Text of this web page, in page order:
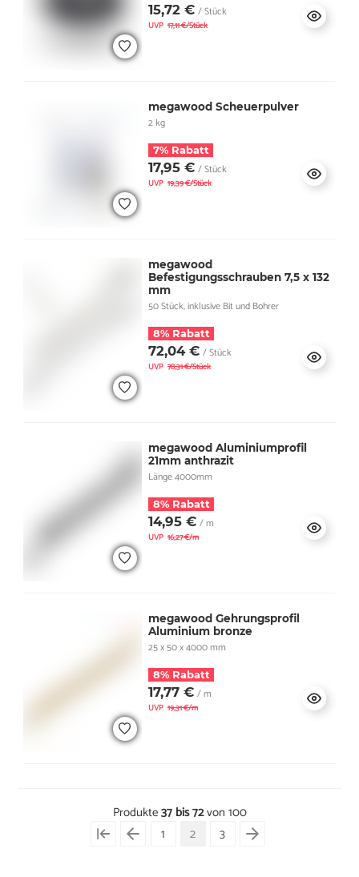
15,72 € / Stück
UVP 17,11 €/Stück
megawood Scheuerpulver
2 kg
7% Rabatt
17,95 € / Stück
UVP 19,39 €/Stück
megawood
Befestigungsschrauben 7,5 x 132
mm
50 Stück, inklusive Bit und Bohrer
8% Rabatt
72,04 € / Stück
UVP 78,31 €/Stück
megawood Aluminiumprofil
21mm anthrazit
Länge 4000mm
8% Rabatt
14,95 € / m
UVP 16,27 €/m
megawood Gehrungsprofil
Aluminium bronze
25 x 50 x 4000 mm
8% Rabatt
17,77 € / m
UVP 19,31 €/m
Produkte37 bis 72von 100
1
2 3